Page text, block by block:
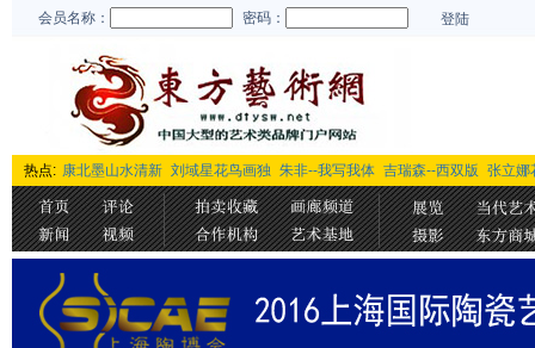
会员名称： 密码： 登陆
热点: 康北墨山水清新 刘域星花鸟画独 朱非--我写我体 吉瑞森--西双版 张立娜